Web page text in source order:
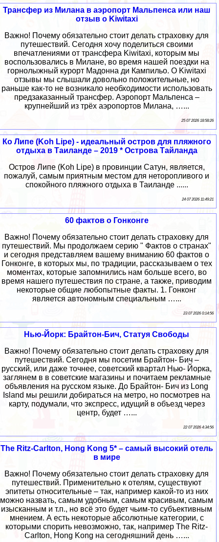
Трансфер из Милана в аэропорт Мальпенса или наш
отзыв о Kiwitaxi
Важно! Почему обязательно стоит делать страховку для
путешествий. Сегодня хочу поделиться своими
впечатлениями от трансфера Kiwitaxi, которым мы
воспользовались в Милане, во время нашей поездки на
горнолыжный курорт Мадонна ди Кампильо. О Kiwitaxi
отзывы мы слышали довольно положительные, но
раньше как-то не возникало необходимости использовать
предзаказанный трансфер. Аэропорт Мальпенса –
крупнейший из трёх аэропортов Милана, …...
25 07 2026 18:58:26
Ко Липе (Koh Lipe) - идеальный остров для пляжного
отдыха в Таиланде – 2019 * Острова Тайланда
Остров Липе (Koh Lipe) в провинции Сатун, является,
пожалуй, самым приятным местом для неторопливого и
спокойного пляжного отдыха в Таиланде ......
24 07 2026 11:49:21
60 фактов о Гонконге
Важно! Почему обязательно стоит делать страховку для
путешествий. Мы продолжаем серию " Фактов о странах"
и сегодня представляем вашему вниманию 60 фактов о
Гонконге, в которых мы, по традиции, рассказываем о тех
моментах, которые запомнились нам больше всего, во
время нашего путешествия по стране, а также, приводим
некоторые общие любопытные факты. 1. Гонконг
является автономным специальным …...
23 07 2026 0:14:56
Нью-Йорк: Брайтон-Бич, Статуя Свободы
Важно! Почему обязательно стоит делать страховку для
путешествий. Сегодня мы посетим Брайтон- Бич –
русский, или даже точнее, советский квартал Нью- Йорка,
заглянем в в советские магазины и почитаем рекламные
объявления на русском языке. До Брайтон- Бич из Long
Island мы решили добираться на метро, но посмотрев на
карту, подумали, что экспресс, идущий в объезд через
центр, будет …...
22 07 2026 4:34:56
The Ritz-Carlton, Hong Kong 5* – самый высокий отель
в мире
Важно! Почему обязательно стоит делать страховку для
путешествий. Применительно к отелям, существуют
эпитеты относительные – так, например какой-то из них
можно назвать, самым удобным, самым красивым, самым
изысканным и т.п., но всё это будет чьим-то субъективным
мнением. А есть некоторые абсолютные категории, с
которыми спорить невозможно, так, например The Ritz-
Carlton, Hong Kong на сегодняшний день …...